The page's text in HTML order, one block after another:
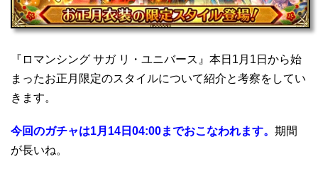
『ロマンシング サガ リ・ユニバース』本日1月1日から始
まったお正月限定のスタイルについて紹介と考察をしてい
きます。
今回のガチャは1月14日04:00までおこなわれます。 期間
が長いね。